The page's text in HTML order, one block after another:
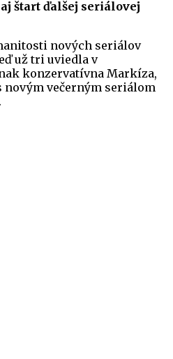
štart ďalšej seriálovej
nových seriálov
už tri uviedla v
konzervatívna Markíza,
novým večerným seriálom